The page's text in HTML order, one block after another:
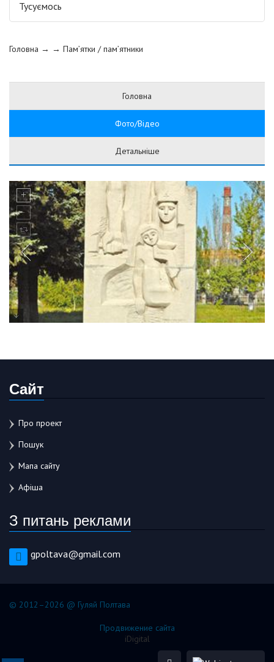
Тусуємось
Головна → → Пам’ятки / пам’ятники
Головна
Фото/Відео
Детальніше
Сайт
Про проект
Пошук
Мапа сайту
Афіша
З питань реклами
gpoltava@gmail.com
© 2012–2026 @ Гуляй Полтава
Продвижение сайта
iDigital